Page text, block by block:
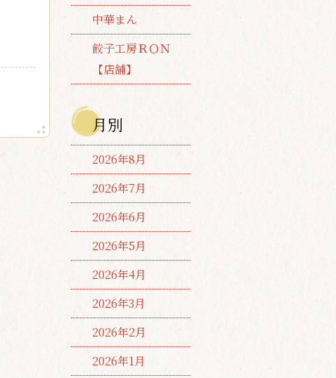
中華まん
餃子工房ＲＯＮ
【店舗】
月別
2026年8月
2026年7月
2026年6月
2026年5月
2026年4月
2026年3月
2026年2月
2026年1月